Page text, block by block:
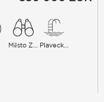
Plavecký bazén